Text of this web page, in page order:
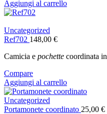
Aggiungi al carrello
Uncategorized
Ref702 148,00 €
Camicia e pochette coordinata in
Compare
Aggiungi al carrello
Uncategorized
Portamonete coordinato 25,00 €